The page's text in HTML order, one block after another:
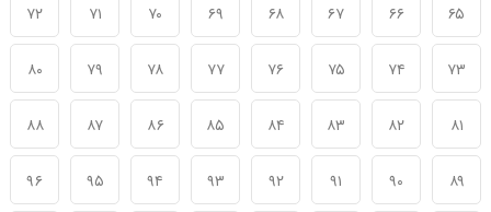
۶۵ ۶۶ ۶۷ ۶۸ ۶۹ ۷۰ ۷۱ ۷۲
۷۳ ۷۴ ۷۵ ۷۶ ۷۷ ۷۸ ۷۹ ۸۰
۸۱ ۸۲ ۸۳ ۸۴ ۸۵ ۸۶ ۸۷ ۸۸
۸۹ ۹۰ ۹۱ ۹۲ ۹۳ ۹۴ ۹۵ ۹۶